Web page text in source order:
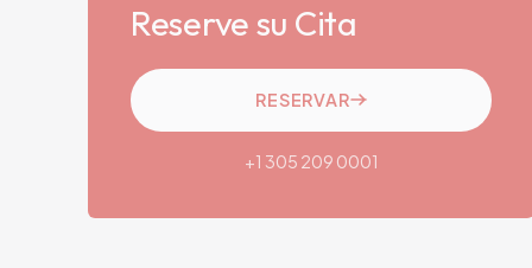
Reserve su Cita
RESERVAR
+1 305 209 0001